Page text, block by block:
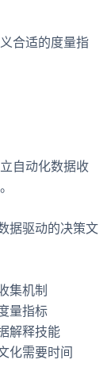
合适的度量指
自动化数据收
据驱动的决策文
集机制
量指标
解释技能
化需要时间